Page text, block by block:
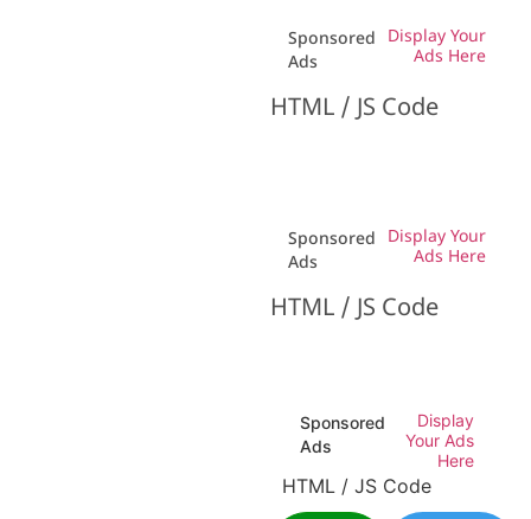
Sponsored
Ads
Display Your
Ads Here
HTML / JS Code
Sponsored
Ads
Display Your
Ads Here
HTML / JS Code
Sponsored
Ads
Display
Your Ads
Here
HTML / JS Code